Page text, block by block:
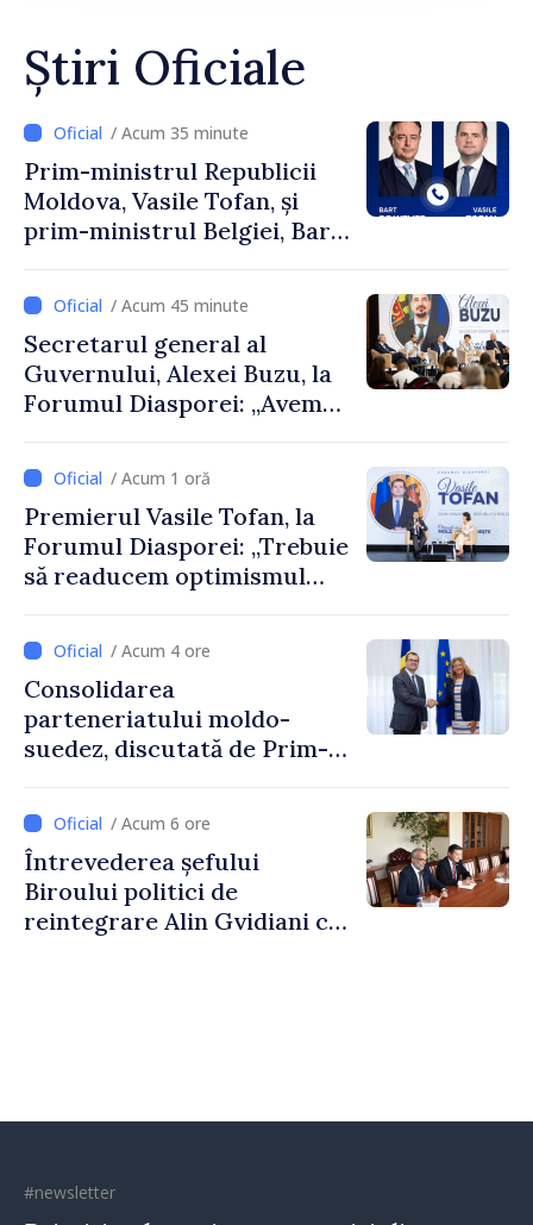
Știri Oficiale
/ Acum 35 minute
Prim-ministrul Republicii
Moldova, Vasile Tofan, și
prim-ministrul Belgiei, Bart
despre parcursul european
al Republicii Moldova.
/ Acum 45 minute
Secretarul general al
Guvernului, Alexei Buzu, la
Forumul Diasporei: „Avem
dumneavoastră pentru a
construi comunități mai
puternice”
/ Acum 1 oră
Premierul Vasile Tofan, la
Forumul Diasporei: „Trebuie
să readucem optimismul
Republica Moldova merge în
direcția corectă”
/ Acum 4 ore
Consolidarea
parteneriatului moldo-
suedez, discutată de Prim-
Ambasadoarea Suediei,
Petra Lärke/ Acum 6 ore
Întrevederea șefului
Biroului politici de
reintegrare Alin Gvidiani cu
#newsletter